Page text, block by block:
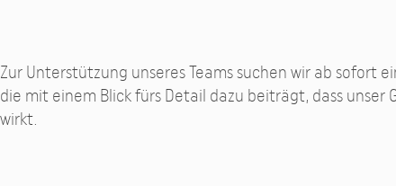
Zur Unterstützung unseres Teams suchen wir ab
die mit einem Blick fürs Detail dazu beiträgt, dass
wirkt.